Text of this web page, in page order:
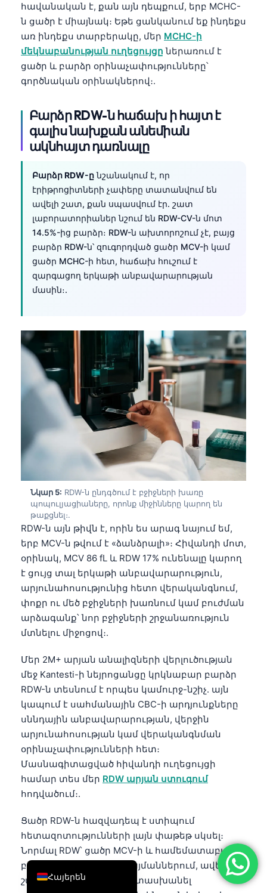
հավանական է, քան այն դեպքում, երբ MCHC-
ն ցածր է միայնակ։ Եթե ցանկանում եք ինդեքս
առ ինդեքս տարբերակը, մեր MCHC-ի
մեկնաբանության ուղեցույցը ներառում է
ցածր և բարձր օրինաչափությունները՝
գործնական օրինակներով։.
Բարձր RDW-ն հաճախ ի հայտ է
գալիս նախքան անեմիան
ակնհայտ դառնալը
Բարձր RDW-ընշանակում է, որ
էրիթրոցիտների չափերը տատանվում են
ավելի շատ, քան սպասվում էր. շատ
լաբորատորիաներ նշում են RDW-CV-ն մոտ
14.5%-ից բարձր։ RDW-ն ախտորոշում չէ, բայց
բարձր RDW-ն՝ զուգորդված ցածր MCV-ի կամ
ցածր MCHC-ի հետ, հաճախ հուշում է
զարգացող երկաթի անբավարարության
մասին։.
Նկար 5: RDW-ն ընդգծում է բջիջների խառը
պոպուլյացիաները, որոնք միջինները կարող են
թաքցնել։.
RDW-ն այն թիվն է, որին ես արագ նայում եմ,
երբ MCV-ն թվում է «ձանձրալի»։ Հիվանդի մոտ,
օրինակ, MCV 86 fL և RDW 17% ունենալը կարող
է ցույց տալ երկաթի անբավարարություն,
արյունահոսությունից հետո վերականգնում,
փոքր ու մեծ բջիջների խառնում կամ բուժման
արձագանք՝ նոր բջիջների շրջանառություն
մտնելու միջոցով։.
Մեր 2M+ արյան անալիզների վերլուծության
մեջ Kantesti-ի նեյրոցանցը կրկնաբար բարձր
RDW-ն տեսնում է որպես կամուրջ-նշիչ. այն
կապում է սահմանային CBC-ի արդյունքները
սննդային անբավարարության, վերջին
արյունահոսության կամ վերականգնման
օրինաչափությունների հետ։
Մասնագիտացված հիվանդի ուղեցույցի
համար տես մեր RDW արյան ստուգում
հոդվածում։.
Ցածր RDW-ն հազվադեպ է ստիպում
հետազոտությունների լայն փաթեթ սկսել։
Նորմալ RDW՝ ցածր MCV-ի և համեմատաբար
բարձր RBC քանակի պայմաններում, ավելի
շատ կարող է համապատասխանել
Հայերեն
English
Deutsch
العربية
Français
עִבְרִית
Italiano
Español
Português
Ελληνικά
Türkçe
Română
简体中文
فارسی
Български
Dansk
Nederlands
हिन्दी
Bahasa Indonesia
Íslenska
Српски језик
Azərbaycan dili
Eesti
日本語
Čeština
ქართული
Polski
한국어
Slovenščina
Magyar
Shqip
বাংলা
मराठी
తెలుగు
தமிழ்
ગુજરાતી
ಕನ್ನಡ
മലയാളം
Bahasa Melayu
Tiếng Việt